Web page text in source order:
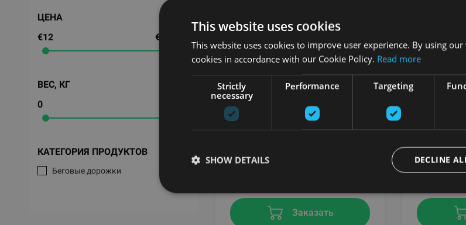
ЦЕНА
€12
€37,946
ВЕС, КГ
0
КАТЕГОРИЯ ПРОДУКТОВ
Беговые дорожки
4FRONT WITH 21.0” PROSMART
DISPLAY
Заказать
4FRONT
This website uses cookies
This website uses cookies to improve user experience. By using
cookies in accordance with our Cookie Policy. Read more
Strictly
necessary
Performance Targeting
DECLINE
SHOW DETAILS